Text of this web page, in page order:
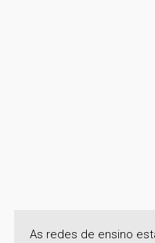
As redes de ensino